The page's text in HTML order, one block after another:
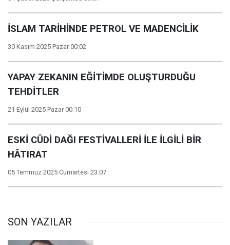
İSLAM TARİHİNDE PETROL VE MADENCİLİK
30 Kasım 2025 Pazar 00:02
YAPAY ZEKANIN EĞİTİMDE OLUŞTURDUĞU
TEHDİTLER
21 Eylül 2025 Pazar 00:10
ESKİ CÛDİ DAĞI FESTİVALLERİ İLE İLGİLİ BİR
HÂTIRAT
05 Temmuz 2025 Cumartesi 23:07
SON YAZILAR